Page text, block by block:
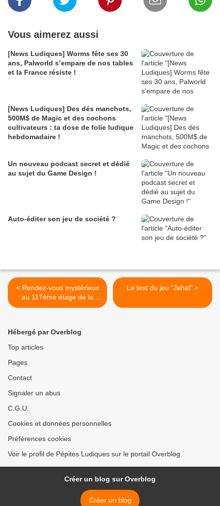
Vous aimerez aussi
[News Ludiques] Worms fête ses 30
ans, Palworld s’empare de nos tables
et la France résiste !
[News Ludiques] Des dés manchots,
500M$ de Magic et des cochons
cultivateurs : ta dose de folie ludique
hebdomadaire !
Un nouveau podcast secret et dédié
au sujet du Game Design !
Auto-éditer son jeu de société ?
< Rendez-vous mystérieux
au 117ème étage de la
Marwanny Corporation
Le test du jeu "Jahal" >
Hébergé par Overblog
Top articles
Pages
Contact
Signaler un abus
C.G.U.
Cookies et données personnelles
Préférences cookies
Voir le profil de Pépites Ludiques sur le portail Overblog
Créer un blog sur Overblog
Créer un blog